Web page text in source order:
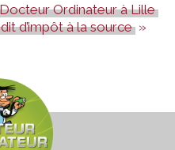
Ordinateur à Lille
d’impôt à la source